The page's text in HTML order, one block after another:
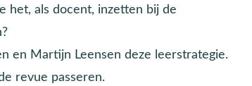
het, als docent, inzetten bij de
en Martijn Leensen deze leerstrategie.
revue passeren.